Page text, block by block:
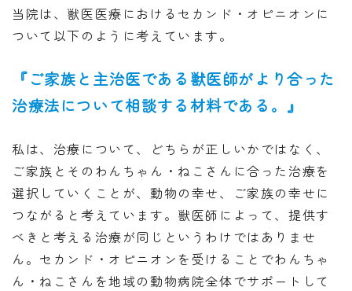
当院は、獣医医療におけるセカンド・オピニオンに
ついて以下のように考えています。
『ご家族と主治医である獣医師がより合った
治療法について相談する材料である。』
私は、治療について、どちらが正しいかではなく、
ご家族とそのわんちゃん・ねこさんに合った治療を
選択していくことが、動物の幸せ、ご家族の幸せに
つながると考えています。獣医師によって、提供す
べきと考える治療が同じというわけではありませ
ん。セカンド・オピニオンを受けることでわんちゃ
ん・ねこさんを地域の動物病院全体でサポートして